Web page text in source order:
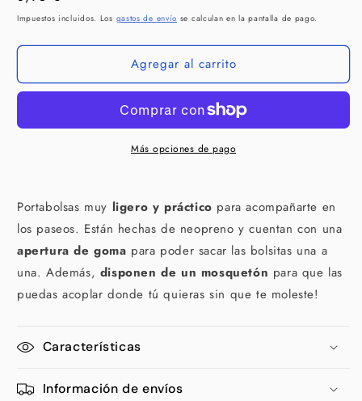
DUKIER
Flower
para
DUKIER
Flower
Power
para
habitual
Impuestos incluidos. Los gastos de envío se calculan en la pantalla de pago.
Agregar al carrito
Más opciones de pago
Portabolsas muy ligero y práctico para acompañarte en
los paseos. Están hechas de neopreno y cuentan con una
apertura de goma para poder sacar las bolsitas una a
una. Además, disponen de un mosquetón para que las
puedas acoplar donde tú quieras sin que te moleste!
Características
Información de envíos